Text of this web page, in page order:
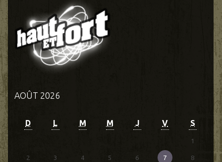
AOÛT 2026
D L M M J V S
1
2 3 4 5 6 7 8